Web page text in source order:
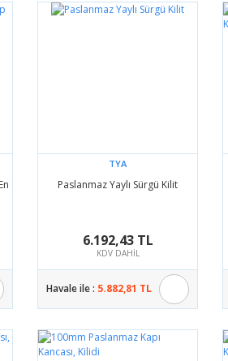
TYA
Paslanmaz Yaylı Sürgü Kilit
6.192,43 TL
KDV DAHİL
Havale ile : 5.882,81 TL